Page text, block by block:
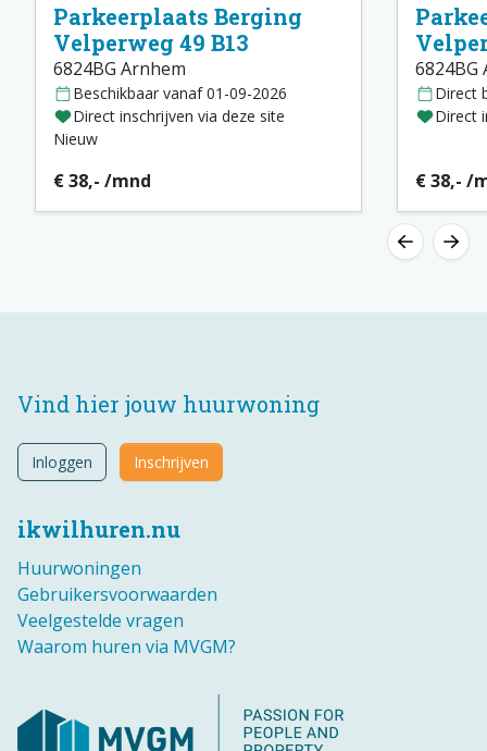
Parkeerplaats Berging
Velperweg 49 B13
6824BG Arnhem
Beschikbaar vanaf 01-09-2026
Direct inschrijven via deze site
Nieuw
€ 38,- /mnd
6824BG
Direct
Direct
€ 38,- /
ikwilhuren.nu
Huurwoningen
Gebruikersvoorwaarden
Veelgestelde vragen
Waarom huren via MVGM?
Vind hier jouw huurwoning
Inloggen Inschrijven